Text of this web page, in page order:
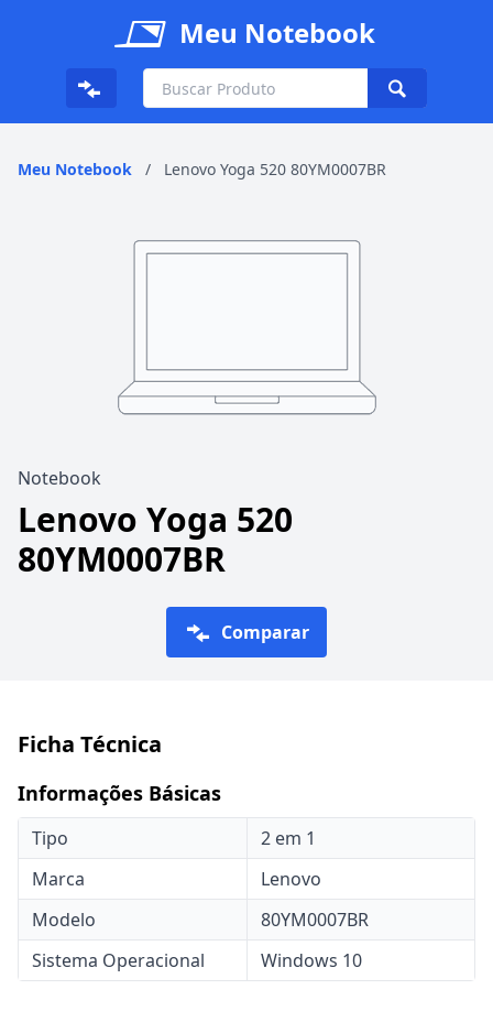
Meu Notebook
Meu Notebook / Lenovo Yoga 520 80YM0007BR
Notebook
Lenovo Yoga 520
80YM0007BR
Comparar
Ficha Técnica
Informações Básicas
Tipo
2 em 1
Marca
Lenovo
Modelo
80YM0007BR
Sistema Operacional
Windows 10